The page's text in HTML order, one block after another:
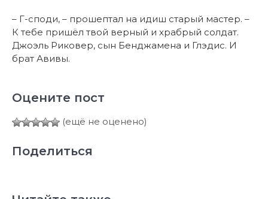
– Г-споди, – прошептал на идиш старый мастер. –
К тебе пришёл твой верный и храбрый солдат.
Джоэль Риковер, сын Бенджамена и Глэдис. И
брат Авивы.
Оцените пост
(ещё не оценено)
Поделиться